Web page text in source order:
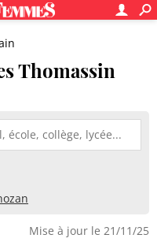
Thomassin
Mise à jour le 21/11/25